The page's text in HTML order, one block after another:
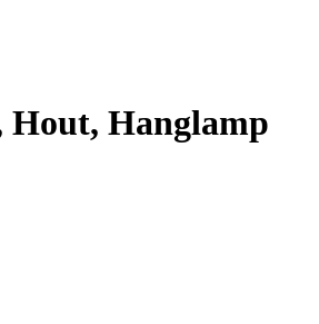
Hout, Hanglamp